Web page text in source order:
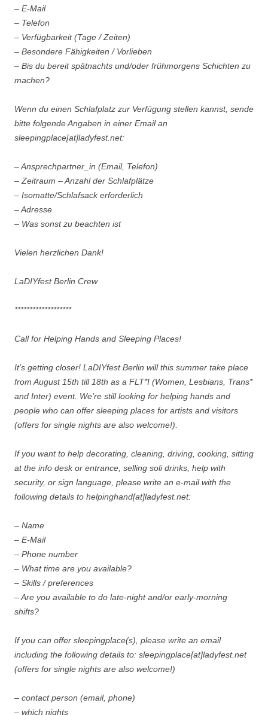
– E-Mail
– Telefon
– Verfügbarkeit (Tage / Zeiten)
– Besondere Fähigkeiten / Vorlieben
– Bis du bereit spätnachts und/oder frühmorgens Schichten zu
machen?
Wenn du einen Schlafplatz zur Verfügung stellen kannst, sende
bitte folgende Angaben in einer Email an
sleepingplace[at]ladyfest.net:
– Ansprechpartner_in (Email, Telefon)
– Zeitraum – Anzahl der Schlafplätze
– Isomatte/Schlafsack erforderlich
– Adresse
– Was sonst zu beachten ist
Vielen herzlichen Dank!
LaDIYfest Berlin Crew
*******************
Call for Helping Hands and Sleeping Places!
It’s getting closer! LaDIYfest Berlin will this summer take place
from August 15th till 18th as a FLT*I (Women, Lesbians, Trans*
and Inter) event. We’re still looking for helping hands and
people who can offer sleeping places for artists and visitors
(offers for single nights are also welcome!).
If you want to help decorating, cleaning, driving, cooking, sitting
at the info desk or entrance, selling soli drinks, help with
security, or sign language, please write an e-mail with the
following details to helpinghand[at]ladyfest.net:
– Name
– E-Mail
– Phone number
– What time are you available?
– Skills / preferences
– Are you available to do late-night and/or early-morning
shifts?
If you can offer sleepingplace(s), please write an email
including the following details to: sleepingplace[at]ladyfest.net
(offers for single nights are also welcome!)
– contact person (email, phone)
– which nights